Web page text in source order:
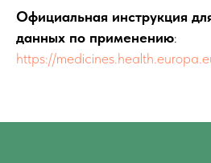
Официальная инструкция
данных по применению:
https://